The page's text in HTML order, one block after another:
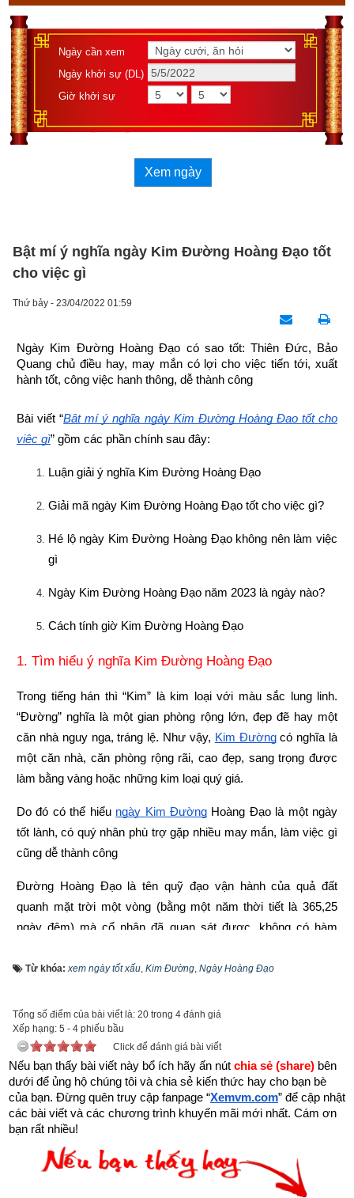
Ngày cần xem
Ngày khởi sự (DL)
Giờ khởi sự
Xem ngày
Bật mí ý nghĩa ngày Kim Đường Hoàng Đạo tốt
cho việc gì
Thứ bảy - 23/04/2022 01:59
Ngày Kim Đường Hoàng Đạo có sao tốt: Thiên Đức, Bảo
Quang chủ điều hay, may mắn có lợi cho việc tiến tới, xuất
hành tốt, công việc hanh thông, dễ thành công
Bài viết “Bật mí ý nghĩa ngày Kim Đường Hoàng Đạo tốt cho
việc gì” gồm các phần chính sau đây:
Luận giải ý nghĩa Kim Đường Hoàng Đạo
Giải mã ngày Kim Đường Hoàng Đạo tốt cho việc gì?
Hé lộ ngày Kim Đường Hoàng Đạo không nên làm việc
gì
Ngày Kim Đường Hoàng Đạo năm 2023 là ngày nào?
Cách tính giờ Kim Đường Hoàng Đạo
1. Tìm hiểu ý nghĩa Kim Đường Hoàng Đạo
Trong tiếng hán thì “Kim” là kim loại với màu sắc lung linh.
“Đường” nghĩa là một gian phòng rộng lớn, đẹp đẽ hay một
căn nhà nguy nga, tráng lệ. Như vậy, Kim Đường có nghĩa là
một căn nhà, căn phòng rộng rãi, cao đẹp, sang trọng được
làm bằng vàng hoặc những kim loại quý giá.
Do đó có thể hiểu ngày Kim Đường Hoàng Đạo là một ngày
tốt lành, có quý nhân phù trợ gặp nhiều may mắn, làm việc gì
cũng dễ thành công
Đường Hoàng Đạo là tên quỹ đạo vận hành của quả đất
quanh mặt trời một vòng (bằng một năm thời tiết là 365,25
ngày đêm) mà cổ nhân đã quan sát được, không có hàm
trời, coi trời là Càn, là Vua, là cha cho rằng trời “chúa ngự
vô thượng, cho nên gọi trời là “Tư mệnh” (điều khiển số
mệnh). Vì ông trời nắm sự phát triển thịnh suy của muôn vật,
cho nên gọi là “Thiên phù” về sau đổi lại "Thiên phủ". Mà mặt
trời với hình dáng cụ thể sáng chói, đem lại ánh sáng và hơi
ấm cho vạn vật, nuôi sống vạn vật, làm cho vạn vật phát triển.
Đem lại nguồn cơm áo vô tận nuôi sống, phát triển loài người.
Mặt trời là hữu hình, còn trời lại vô hình. Không biết từ khi nào,
quỹ đạo vận hành của mặt trời đã tưởng tượng là con đường
ra vào của hoàng thiên thượng đế và được tôn sùng gọi là
“Thiên hoàng đạo”. Người sau giải thích rằng: trời là chúa tể
Từ khóa:xem ngày tốt xấu, Kim Đường, Ngày Hoàng Đạo
Tổng số điểm của bài viết là: 20 trong 4 đánh giá
Xếp hạng: 5 - 4 phiếu bầu
Click để đánh giá bài viết
Nếu bạn thấy bài viết này bổ ích hãy ấn nút chia sẻ (share) bên
dưới để ủng hộ chúng tôi và chia sẻ kiến thức hay cho bạn bè
của bạn. Đừng quên truy cập fanpage “Xemvm.com” để cập nhật
các bài viết và các chương trình khuyến mãi mới nhất. Cám ơn
bạn rất nhiều!